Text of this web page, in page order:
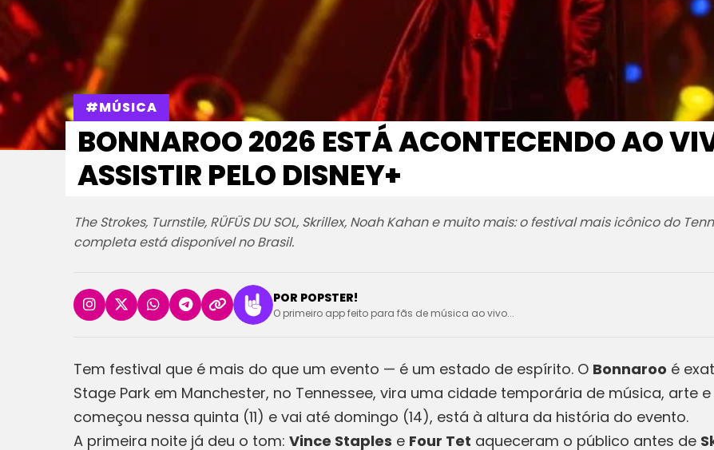
#MÚSICA
BONNAROO 2026 ESTÁ ACONTECENDO AO
ASSISTIR PELO DISNEY+
The Strokes, Turnstile, RÜFÜS DU SOL, Skrillex, Noah Kahan e muito mais: o festival mais icônico do
completa está disponível no Brasil.
POR POPSTER!
O primeiro app feito para fãs de música ao vivo...
Tem festival que é mais do que um evento — é um estado de espírito. O Bonnaroo é
Stage Park em Manchester, no Tennessee, vira uma cidade temporária de música, arte
começou nessa quinta (11) e vai até domingo (14), está à altura da história do evento.
A primeira noite já deu o tom: Vince Staples e Four Tet aqueceram o público antes de